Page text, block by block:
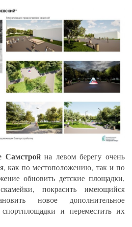
Самстройна левом берегу очень
как по местоположению, так и по
обновить детские площадки,
покрасить имеющийся
новое дополнительное
и переместить их